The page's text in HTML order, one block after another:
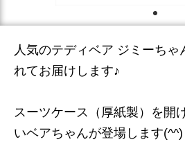
人気のテディベア ジミーちゃ
れてお届けします♪
スーツケース（厚紙製）を開
いベアちゃんが登場します(^^)